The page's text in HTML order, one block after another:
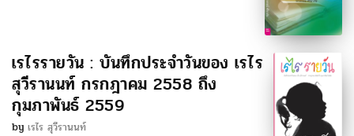
เรไรรายวัน : บันทึกประจำวันของ เรไร
สุวีรานนท์ กรกฎาคม 2558 ถึง
กุมภาพันธ์ 2559
by เรไร สุวีรานนท์